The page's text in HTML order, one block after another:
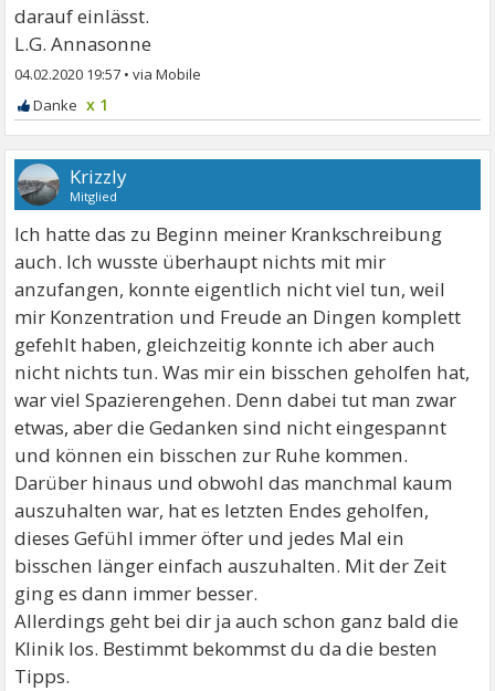
darauf einlässt.
L.G. Annasonne
04.02.2020 19:57 •
x 1
Krizzly
Mitglied
Ich hatte das zu Beginn meiner Krankschreibung
auch. Ich wusste überhaupt nichts mit mir
anzufangen, konnte eigentlich nicht viel tun, weil
mir Konzentration und Freude an Dingen komplett
gefehlt haben, gleichzeitig konnte ich aber auch
nicht nichts tun. Was mir ein bisschen geholfen hat,
war viel Spazierengehen. Denn dabei tut man zwar
etwas, aber die Gedanken sind nicht eingespannt
und können ein bisschen zur Ruhe kommen.
Darüber hinaus und obwohl das manchmal kaum
auszuhalten war, hat es letzten Endes geholfen,
dieses Gefühl immer öfter und jedes Mal ein
bisschen länger einfach auszuhalten. Mit der Zeit
ging es dann immer besser.
Allerdings geht bei dir ja auch schon ganz bald die
Klinik los. Bestimmt bekommst du da die besten
Tipps.